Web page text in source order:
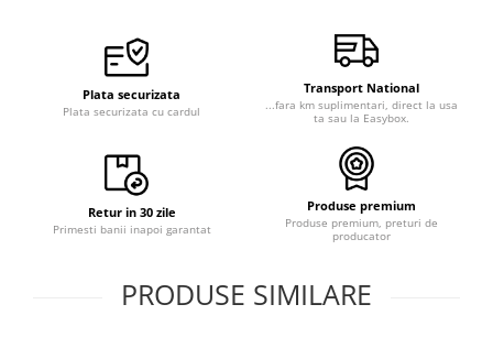
Plata securizata
Plata securizata cu cardul
Transport National
...fara km suplimentari, direct la usa
ta sau la Easybox.
Retur in 30 zile
Primesti banii inapoi garantat
Produse premium
Produse premium, preturi de
producator
PRODUSE SIMILARE